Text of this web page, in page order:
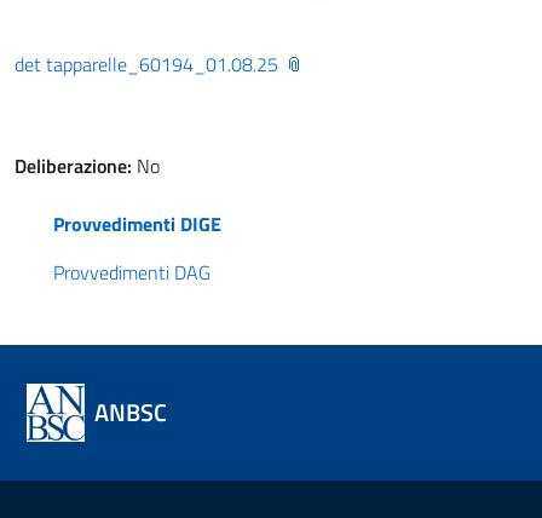
det tapparelle_60194_01.08.25
Deliberazione: No
Provvedimenti DIGE
Provvedimenti DAG
ANBSC